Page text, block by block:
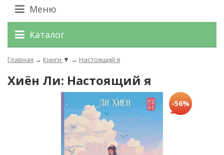
Меню
Каталог
Главная → Книги ▼ → Настоящий я
Хиён Ли: Настоящий я
-56%